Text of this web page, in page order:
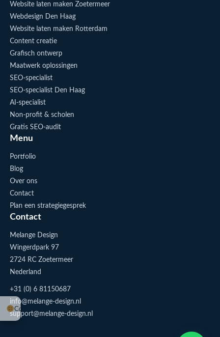
Cookie-instellingen
Website laten maken Zoetermeer
Webdesign Den Haag
Website laten maken Rotterdam
Content creatie
Grafisch ontwerp
Maatwerk oplossingen
SEO-specialist
SEO-specialist Den Haag
AI-specialist
Non-profit & scholen
Gratis SEO-audit
Menu
Portfolio
Blog
Over ons
Contact
Plan een strategiegesprek
Contact
Melange Design
Wingerdpark 97
2724 RC Zoetermeer
Nederland
+31 (0) 6 81150687
info@melange-design.nl
support@melange-design.nl